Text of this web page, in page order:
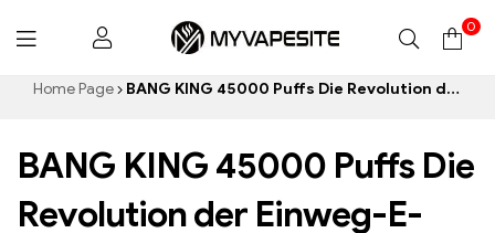
Myvapesite.de
0
Home Page BANG KING 45000 Puffs Die Revolution der Einweg-E-Zigaretten
BANG KING 45000 Puffs Die
Revolution der Einweg-E-